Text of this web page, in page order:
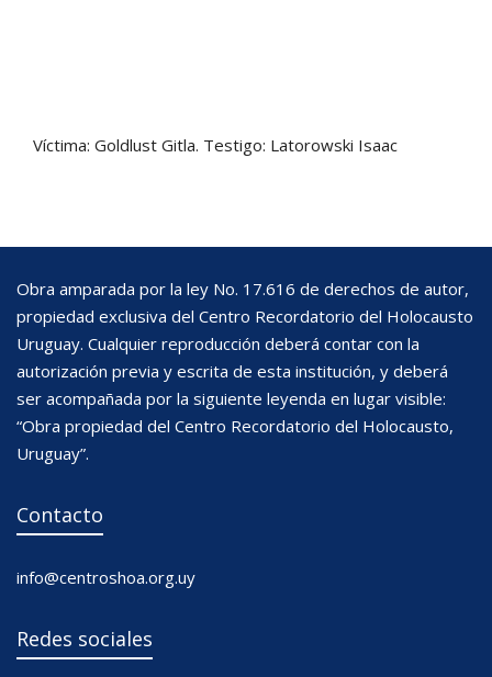
Víctima: Goldlust Gitla. Testigo: Latorowski Isaac
Obra amparada por la ley No. 17.616 de derechos de autor,
propiedad exclusiva del Centro Recordatorio del Holocausto
Uruguay. Cualquier reproducción deberá contar con la
autorización previa y escrita de esta institución, y deberá
ser acompañada por la siguiente leyenda en lugar visible:
“Obra propiedad del Centro Recordatorio del Holocausto,
Uruguay”.
Contacto
info@centroshoa.org.uy
Redes sociales